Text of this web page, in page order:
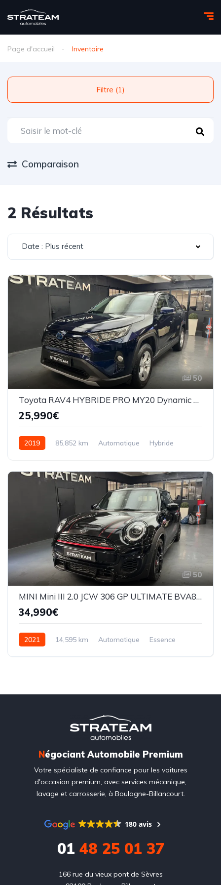
Page d'accueil Inventaire
Filtre (1)
Comparaison
2 Résultats
Date : Plus récent
50
Toyota RAV4 HYBRIDE PRO MY20 Dynamic Business
25,990€
2019 85,852 km Automatique
Hybride
50
MINI Mini III 2.0 JCW 306 GP ULTIMATE BVA8 3P
34,990€
2021 14,595 km Automatique
Essence
Négociant Automobile Premium
Votre spécialiste de confiance pour les voitures
d'occasion premium, avec services mécanique,
lavage et carrosserie, à Boulogne-Billancourt.
180 avis
01 48 25 01 37
166 rue du vieux pont de Sèvres